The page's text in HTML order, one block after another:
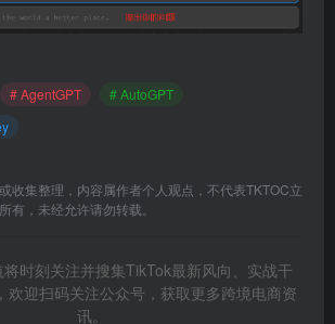
# AgentGPT
# AutoGPT
收集整理，内容属作者个人观点，不代表TKTOC立
有，未经允许请勿转载。
时刻关注并搜集TikTok最新风向、实战干
欢迎扫码关注公众号，获取更多跨境电商资
讯。